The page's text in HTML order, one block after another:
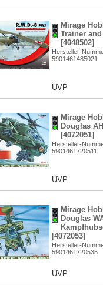
Mirage
Trainer
[4048502]
Hersteller-
5901461485021
UVP
Mirage
Douglas
[4072051]
Hersteller-
5901461720511
UVP
Mirage
Douglas
[4072053]
Hersteller-
5901461720535
UVP